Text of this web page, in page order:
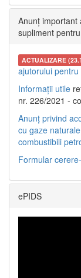
Anunț important
supliment
ACTUALIZARE
ajutorului
Informații utile
nr. 226/2021 -
Anunț privind
cu gaze
combustibili
Formular
ePIDS